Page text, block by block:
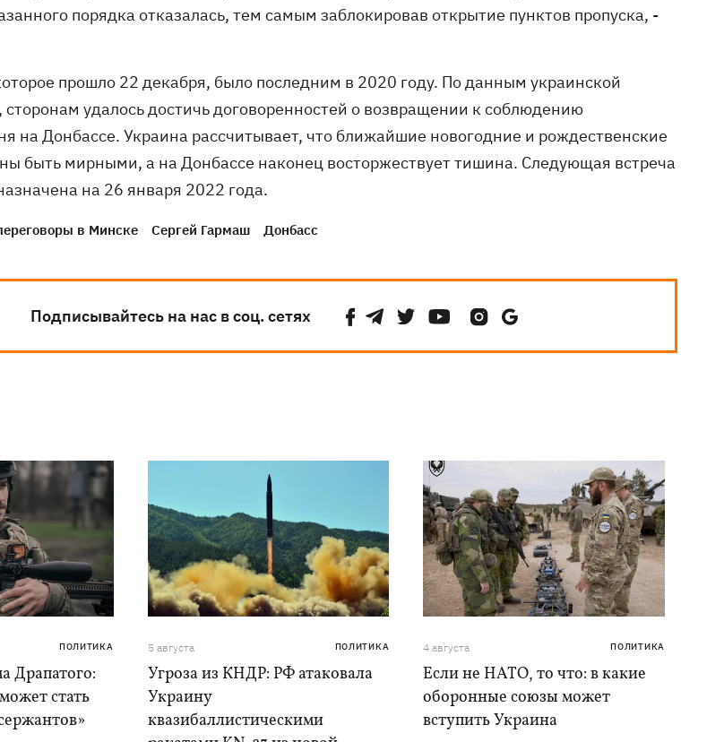
порядка отказалась, тем самым заблокировав открытие пунктов пропуска, -
прошло 22 декабря, было последним в 2020 году. По данным украинской
сторонам удалось достичь договоренностей о возвращении к соблюдению
на Донбассе. Украина рассчитывает, что ближайшие новогодние и рождественские
быть мирными, а на Донбассе наконец восторжествует тишина. Следующая встреча
на 26 января 2022 года.
в Минске Сергей Гармаш Донбасс
Подписывайтесь на нас в соц. сетях
ПОЛИТИКА
Драпатого:
стать
5 августа ПОЛИТИКА
Угроза из КНДР: РФ атаковала
Украину
квазибаллистическими
4 августа ПОЛИТИКА
Если не НАТО, то что: в какие
оборонные союзы может
вступить Украина